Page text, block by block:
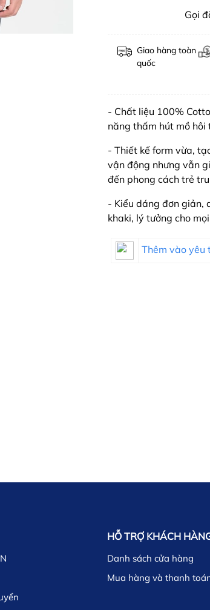
Gọi
Giao hàng toàn
quốc
- Chất liệu 100%
năng thấm hút mồ hôi
- Thiết kế form vừa,
vận động nhưng vẫn
đến phong cách trẻ
- Kiểu dáng đơn giản,
khaki, lý tưởng cho
Thêm vào yêu
HỖ TRỢ KHÁCH
Danh sách cửa hàng
Mua hàng và thanh